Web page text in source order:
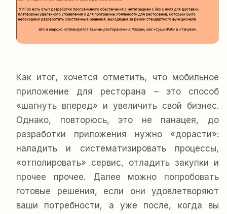
Как итог, хочется отметить, что мобильное
приложение для ресторана – это способ
«шагнуть вперед» и увеличить свой бизнес.
Однако, повторюсь, это не панацея, до
разработки приложения нужно «дорасти»:
наладить и систематизировать процессы,
«отполировать» сервис, отладить закупки и
прочее прочее. Далее можно попробовать
готовые решения, если они удовлетворяют
ваши потребности, а уже после, когда вы